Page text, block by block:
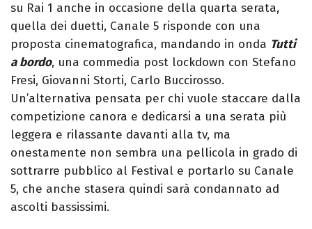
su Rai 1 anche in occasione della quarta serata,
quella dei duetti, Canale 5 risponde con una
proposta cinematografica, mandando in onda Tutti
a bordo, una commedia post lockdown con Stefano
Fresi, Giovanni Storti, Carlo Buccirosso.
Un’alternativa pensata per chi vuole staccare dalla
competizione canora e dedicarsi a una serata più
leggera e rilassante davanti alla tv, ma
onestamente non sembra una pellicola in grado di
sottrarre pubblico al Festival e portarlo su Canale
5, che anche stasera quindi sarà condannato ad
ascolti bassissimi.